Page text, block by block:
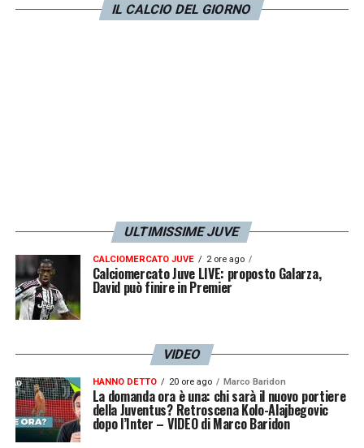
IL CALCIO DEL GIORNO
ULTIMISSIME JUVE
CALCIOMERCATO JUVE 2 ore ago
Calciomercato Juve LIVE: proposto Galarza,
David può finire in Premier
VIDEO
HANNO DETTO 20 ore ago Marco Baridon
La domanda ora è una: chi sarà il nuovo portiere
della Juventus? Retroscena Kolo-Alajbegovic
dopo l’Inter – VIDEO di Marco Baridon